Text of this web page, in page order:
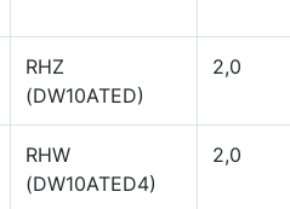
RHZ
(DW10ATED)
2,0
RHW
(DW10ATED4)
2,0